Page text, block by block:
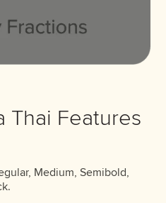
ดาราจะ
ราจะเ
Extra Bold Italic
Thai Features
Medium, Semibold,